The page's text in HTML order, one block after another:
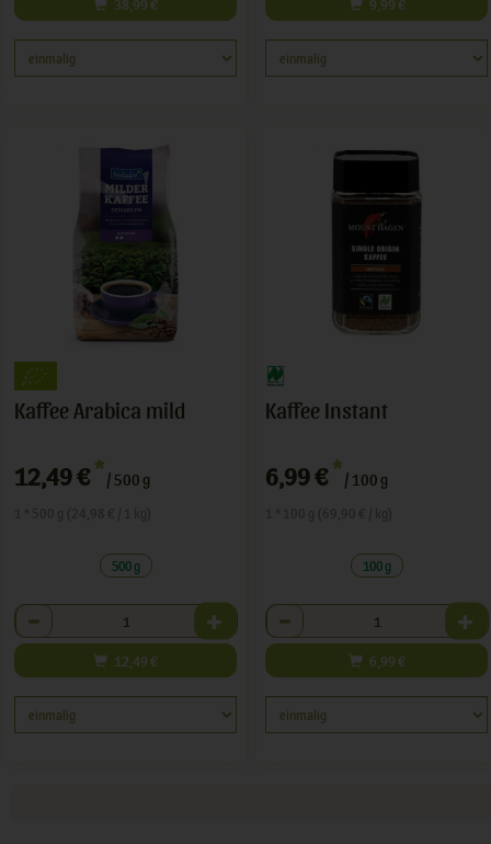
38,99 € 9,99 €
Kaffee Arabica mild
12,49 € */ 500 g
500 g
Anzahl
12,49 €
Kaffee Instant
6,99 € */ 100 g
100 g
Anzahl
6,99 €